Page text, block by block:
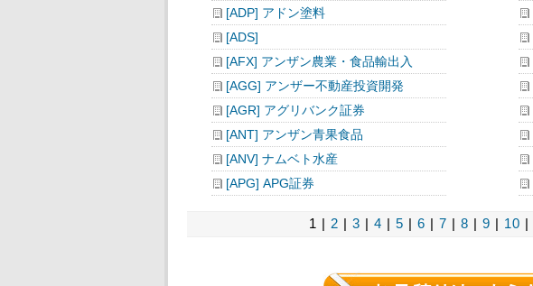
[ADP] アドン塗料
[ADS]
[AFX] アンザン農業・食品輸出入
[AGG] アンザー不動産投資開発
[AGR] アグリバンク証券
[ANT] アンザン青果食品
[ANV] ナムベト水産
[APG] APG証券
1 | 2 3 4 5 6 7 8 9 10